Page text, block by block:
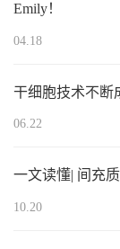
Emily！
04.18
干细胞技术不断
06.22
一文读懂| 间充
10.20